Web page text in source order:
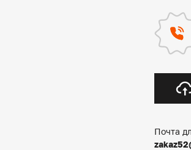
Почта